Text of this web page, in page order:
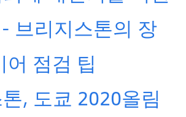
브리지스톤의 장
어 점검 팁
, 도쿄 2020올림